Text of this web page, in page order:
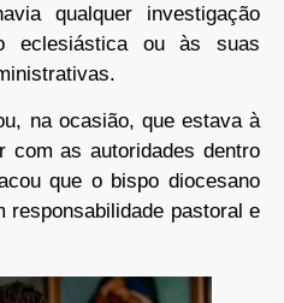
qualquer investigação
eclesiástica ou às suas
na ocasião, que estava à
com as autoridades dentro
que o bispo diocesano
responsabilidade pastoral e